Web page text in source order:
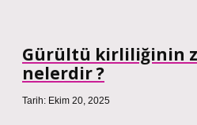
Gürültü kirliliğinin
nelerdir ?
Tarih: Ekim 20, 2025